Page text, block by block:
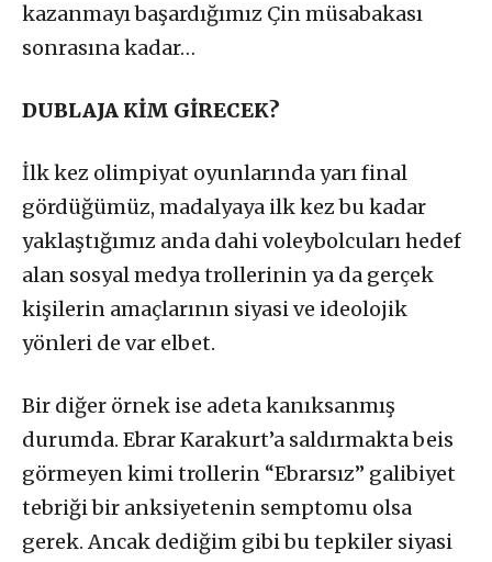
kazanmayı başardığımız Çin müsabakası
sonrasına kadar…
DUBLAJA KİM GİRECEK?
İlk kez olimpiyat oyunlarında yarı final
gördüğümüz, madalyaya ilk kez bu kadar
yaklaştığımız anda dahi voleybolcuları hedef
alan sosyal medya trollerinin ya da gerçek
kişilerin amaçlarının siyasi ve ideolojik
yönleri de var elbet.
Bir diğer örnek ise adeta kanıksanmış
durumda. Ebrar Karakurt’a saldırmakta beis
görmeyen kimi trollerin “Ebrarsız” galibiyet
tebriği bir anksiyetenin semptomu olsa
gerek. Ancak dediğim gibi bu tepkiler siyasi